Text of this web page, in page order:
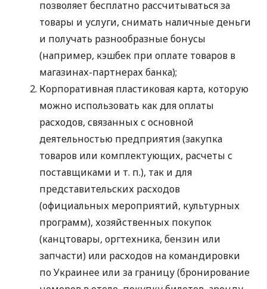
позволяет бесплатно рассчитываться за
товары и услуги, снимать наличные деньги
и получать разнообразные бонусы
(например, кэшбек при оплате товаров в
магазинах-партнерах банка);
Корпоративная пластиковая карта, которую
можно использовать как для оплаты
расходов, связанных с основной
деятельностью предприятия (закупка
товаров или комплектующих, расчеты с
поставщиками и т. п.), так и для
представительских расходов
(официальных мероприятий, культурных
программ), хозяйственных покупок
(канцтовары, оргтехника, бензин или
запчасти) или расходов на командировки
по Украинее или за границу (бронирование